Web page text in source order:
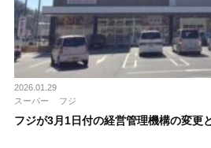
2026.01.29
スーパー
フジ
フジが3月1日付の経営管理機構の変更